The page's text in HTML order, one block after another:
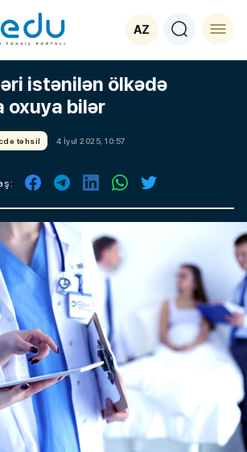
AZ
istənilən ölkədə
oxuya bilər
təhsil 4 İyul 2025, 10:57